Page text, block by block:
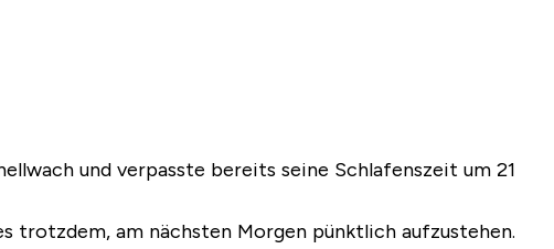
und verpasste bereits seine Schlafenszeit um 21
trotzdem, am nächsten Morgen pünktlich aufzustehen.